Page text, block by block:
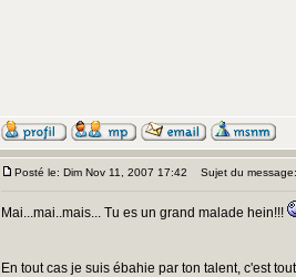
Posté le: Dim Nov 11, 2007 17:42 Sujet du message:
Mai...mai..mais... Tu es un grand malade hein!!!
En tout cas je suis ébahie par ton talent, c'est